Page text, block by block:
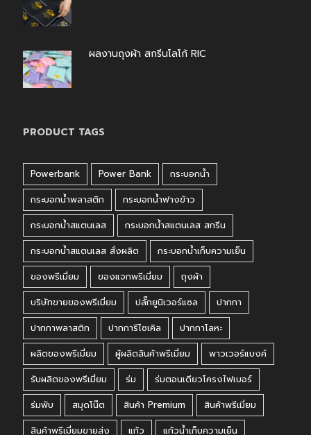
ผลงานถุงผ้า สกรีนโลโก้ RIC
PRODUCT TAGS
Powerbank Power Bank
กระบอกน้ำ
กระบอกน้ำพลาสติก
กระบอกน้ำฟางข้าว
กระบอกน้ำสแตนเลส
กระบอกน้ำสแตนเลส สกรีน
กระบอกน้ำสแตนเลส สั่งผลิต
กระบอกน้ำเก็บความเย็น
ของพรีเมี่ยม
ของแจกพรีเมี่ยม
ถุงผ้า
บริษัทขายของพรีเมี่ยม
ปลั๊กยูนิเวอร์แซล
ปากกา
ปากกาพลาสติก
ปากการีไซเคิล
ปากกาโลหะ
ผลิตของพรีเมี่ยม
ผู้ผลิตสินค้าพรีเมี่ยม
พาวเวอร์แบงค์
รับผลิตของพรีเมี่ยม
ร่ม
ร่มตอนเดียวโครงไฟเบอร์
ร่มพับ
สมุดโน๊ต สินค้า Premium
สินค้าพรีเมี่ยม
สินค้าพรีเมี่ยมขายส่ง
แก้ว
แก้วน้ำเก็บความเย็น